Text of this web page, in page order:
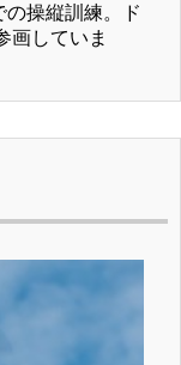
操縦訓練。ド
画していま